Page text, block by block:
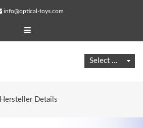
info@optical-toys.com
Hersteller Details